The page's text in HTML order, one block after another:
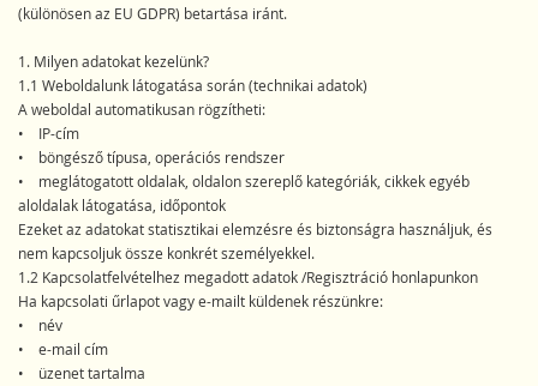
(különösen az EU GDPR) betartása iránt.
1. Milyen adatokat kezelünk?
1.1 Weboldalunk látogatása során (technikai adatok)
A weboldal automatikusan rögzítheti:
• IP-cím
• böngésző típusa, operációs rendszer
• meglátogatott oldalak, oldalon szereplő kategóriák, cikkek egyéb
aloldalak látogatása, időpontok
Ezeket az adatokat statisztikai elemzésre és biztonságra használjuk, és
nem kapcsoljuk össze konkrét személyekkel.
1.2 Kapcsolatfelvételhez megadott adatok /Regisztráció honlapunkon
Ha kapcsolati űrlapot vagy e-mailt küldenek részünkre:
• név
• e-mail cím
• üzenet tartalma